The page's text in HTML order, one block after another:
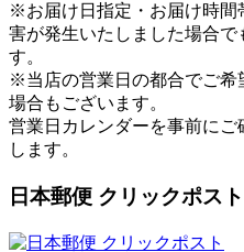
※お届け日指定・お届け時間
害が発生いたしました場合で
す。
※当店の営業日の都合でご希
場合もございます。
営業日カレンダーを事前にご
します。
日本郵便 クリックポスト